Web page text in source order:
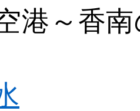
港～香